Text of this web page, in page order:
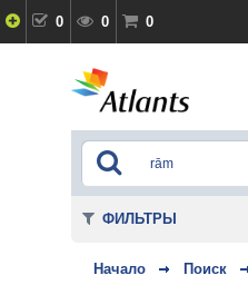
0 0 0
Начало Поиск
ФИЛЬТРЫ